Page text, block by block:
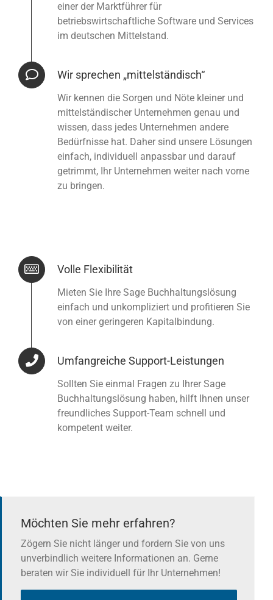
einer der Marktführer für
betriebswirtschaftliche Software und Services
im deutschen Mittelstand.
Wir sprechen „mittelständisch“
Wir kennen die Sorgen und Nöte kleiner und
mittelständischer Unternehmen genau und
wissen, dass jedes Unternehmen andere
Bedürfnisse hat. Daher sind unsere Lösungen
einfach, individuell anpassbar und darauf
getrimmt, Ihr Unternehmen weiter nach vorne
zu bringen.
Volle Flexibilität
Mieten Sie Ihre Sage Buchhaltungslösung
einfach und unkompliziert und profitieren Sie
von einer geringeren Kapitalbindung.
Umfangreiche Support-Leistungen
Sollten Sie einmal Fragen zu Ihrer Sage
Buchhaltungslösung haben, hilft Ihnen unser
freundliches Support-Team schnell und
kompetent weiter.
Möchten Sie mehr erfahren?
Zögern Sie nicht länger und fordern Sie von uns
unverbindlich weitere Informationen an. Gerne
beraten wir Sie individuell für Ihr Unternehmen!